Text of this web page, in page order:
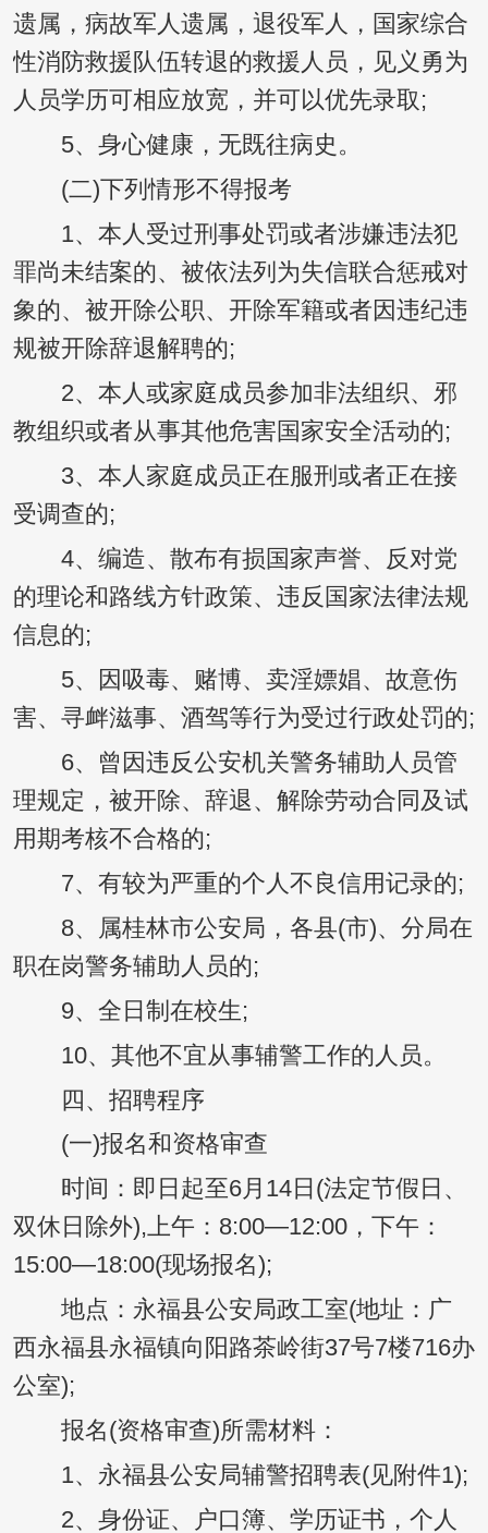
遗属，病故军人遗属，退役军人，国家综合
性消防救援队伍转退的救援人员，见义勇为
人员学历可相应放宽，并可以优先录取;
5、身心健康，无既往病史。
(二)下列情形不得报考
1、本人受过刑事处罚或者涉嫌违法犯
罪尚未结案的、被依法列为失信联合惩戒对
象的、被开除公职、开除军籍或者因违纪违
规被开除辞退解聘的;
2、本人或家庭成员参加非法组织、邪
教组织或者从事其他危害国家安全活动的;
3、本人家庭成员正在服刑或者正在接
受调查的;
4、编造、散布有损国家声誉、反对党
的理论和路线方针政策、违反国家法律法规
信息的;
5、因吸毒、赌博、卖淫嫖娼、故意伤
害、寻衅滋事、酒驾等行为受过行政处罚的;
6、曾因违反公安机关警务辅助人员管
理规定，被开除、辞退、解除劳动合同及试
用期考核不合格的;
7、有较为严重的个人不良信用记录的;
8、属桂林市公安局，各县(市)、分局在
职在岗警务辅助人员的;
9、全日制在校生;
10、其他不宜从事辅警工作的人员。
四、招聘程序
(一)报名和资格审查
时间：即日起至6月14日(法定节假日、
双休日除外),上午：8:00—12:00，下午：
15:00—18:00(现场报名);
地点：永福县公安局政工室(地址：广
西永福县永福镇向阳路茶岭街37号7楼716办
公室);
报名(资格审查)所需材料：
1、永福县公安局辅警招聘表(见附件1);
2、身份证、户口簿、学历证书，个人